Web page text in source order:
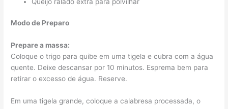
Modo de Preparo
Prepare a massa:
Coloque o trigo para quibe em uma tigela e cubra com a água
quente. Deixe descansar por 10 minutos. Esprema bem para
retirar o excesso de água. Reserve.
Em uma tigela grande, coloque a calabresa processada, o